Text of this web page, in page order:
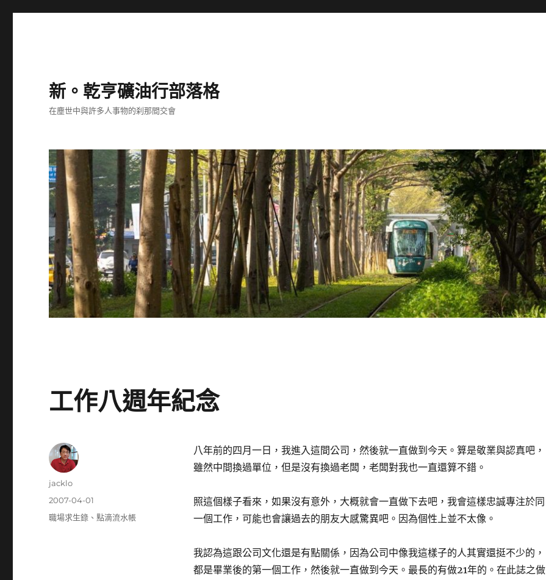
新。乾亨礦油行部落格
在塵世中與許多人事物的刹那間交會
工作八週年紀念
八年前的四月一日，我進入這間公司，然後就一直做到今天。算是敬業與認真吧，
雖然中間換過單位，但是沒有換過老闆，老闆對我也一直還算不錯。
照這個樣子看來，如果沒有意外，大概就會一直做下去吧，我會這樣忠誠專注於同
一個工作，可能也會讓過去的朋友大感驚異吧。因為個性上並不太像。
我認為這跟公司文化還是有點關係，因為公司中像我這樣子的人其實還挺不少的，
都是畢業後的第一個工作，然後就一直做到今天。最長的有做21年的。在此誌之做
作
jacklo
發
佈
2007-04-01
分
職場求生錄 、點滴流水帳